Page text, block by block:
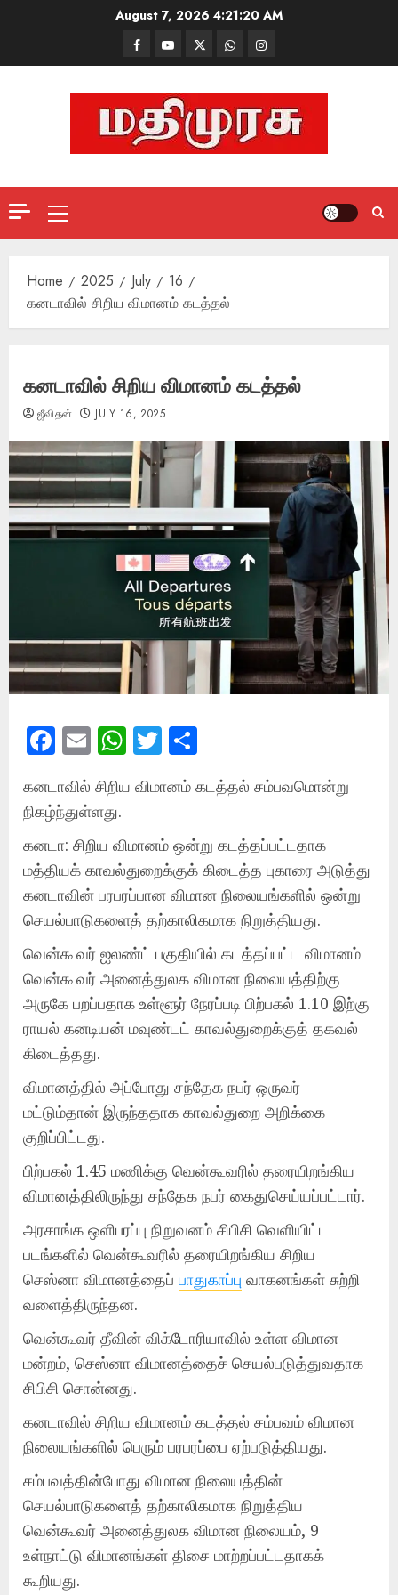
August 7, 20264:21:21 AM
FacebookMathemurasu
TV
TwitterWhatsAppInstagram
Primary
Menu
Home 2025 July
16
கனடாவில் சிறிய விமானம் கடத்தல்
கனடாவில் சிறிய விமானம் கடத்தல்
ஜீவிதன் JULY 16, 2025
Facebook
EmailWhatsApp
Twitter
கனடாவில் சிறிய விமானம் கடத்தல் சம்பவமொன்று
நிகழ்ந்துள்ளது.
கனடா: சிறிய விமானம் ஒன்று கடத்தப்பட்டதாக
மத்தியக் காவல்துறைக்குக் கிடைத்த புகாரை அடுத்து
கனடாவின் பரபரப்பான விமான நிலையங்களில் ஒன்று
செயல்பாடுகளைத் தற்காலிகமாக நிறுத்தியது.
வென்கூவர் ஐலண்ட் பகுதியில் கடத்தப்பட்ட விமானம்
வென்கூவர் அனைத்துலக விமான நிலையத்திற்கு
அருகே பறப்பதாக உள்ளூர் நேரப்படி பிற்பகல் 1.10 இற்கு
ராயல் கனடியன் மவுண்டட் காவல்துறைக்குத் தகவல்
கிடைத்தது.
விமானத்தில் அப்போது சந்தேக நபர் ஒருவர்
மட்டும்தான் இருந்ததாக காவல்துறை அறிக்கை
குறிப்பிட்டது.
பிற்பகல் 1.45 மணிக்கு வென்கூவரில் தரையிறங்கிய
விமானத்திலிருந்து சந்தேக நபர் கைதுசெய்யப்பட்டார்.
அரசாங்க ஒளிபரப்பு நிறுவனம் சிபிசி வெளியிட்ட
படங்களில் வென்கூவரில் தரையிறங்கிய சிறிய
செஸ்னா விமானத்தைப் பாதுகாப்பு வாகனங்கள் சுற்றி
வளைத்திருந்தன.
வென்கூவர் தீவின் விக்டோரியாவில் உள்ள விமான
மன்றம், செஸ்னா விமானத்தைச் செயல்படுத்துவதாக
சிபிசி சொன்னது.
கனடாவில் சிறிய விமானம் கடத்தல் சம்பவம் விமான
நிலையங்களில் பெரும் பரபரப்பை ஏற்படுத்தியது.
சம்பவத்தின்போது விமான நிலையத்தின்
செயல்பாடுகளைத் தற்காலிகமாக நிறுத்திய
வென்கூவர் அனைத்துலக விமான நிலையம், 9
உள்நாட்டு விமானங்கள் திசை மாற்றப்பட்டதாகக்
கூறியது.